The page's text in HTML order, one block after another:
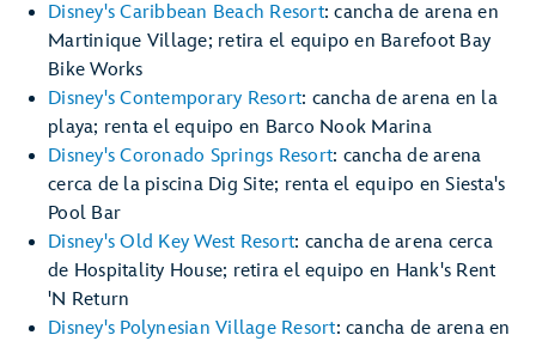
Disney's Caribbean Beach Resort: cancha de arena en
Martinique Village; retira el equipo en Barefoot Bay
Bike Works
Disney's Contemporary Resort: cancha de arena en la
playa; renta el equipo en Barco Nook Marina
Disney's Coronado Springs Resort: cancha de arena
cerca de la piscina Dig Site; renta el equipo en Siesta's
Pool Bar
Disney's Old Key West Resort: cancha de arena cerca
de Hospitality House; retira el equipo en Hank's Rent
'N Return
Disney's Polynesian Village Resort: cancha de arena en